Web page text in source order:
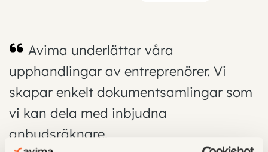
Avima underlättar våra
upphandlingar av entreprenörer. Vi
skapar enkelt dokumentsamlingar som
vi kan dela med inbjudna
anbudsräknare.